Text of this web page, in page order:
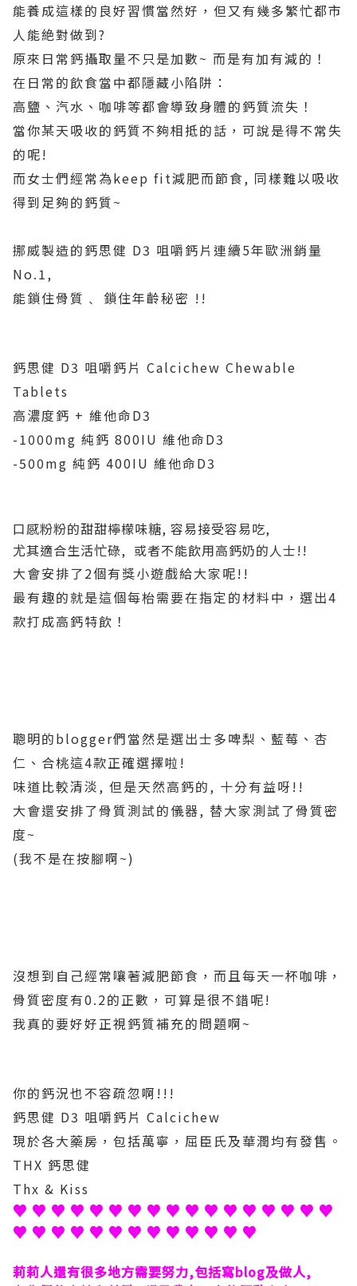
能養成這樣的良好習慣當然好，但又有幾多繁忙都市
人能絶對做到?
原來日常鈣攝取量不只是加數~ 而是有加有減的！
在日常的飲食當中都隱藏小陷阱：
高鹽、汽水、咖啡等都會導致身體的鈣質流失！
當你某天吸收的鈣質不夠相抵的話，可說是得不常失
的呢!
而女士們經常為keep fit減肥而節食, 同樣難以吸收
得到足夠的鈣質~
挪威製造的鈣思健 D3 咀嚼鈣片連續5年歐洲銷量
No.1,
能鎖住骨質﹑ 鎖住年齡秘密 !!
鈣思健 D3 咀嚼鈣片 Calcichew Chewable
Tablets
高濃度鈣 + 維他命D3
-1000mg 純鈣 800IU 維他命D3
-500mg 純鈣 400IU 維他命D3
口感粉粉的甜甜檸檬味糖, 容易接受容易吃,
尤其適合生活忙碌, 或者不能飲用高鈣奶的人士!!
大會安排了2個有獎小遊戲給大家呢!!
最有趣的就是這個每枱需要在指定的材料中，選出4
款打成高鈣特飲！
聰明的blogger們當然是選出士多啤梨、藍莓、杏
仁、合桃這4款正確選擇啦!
味道比較清淡, 但是天然高鈣的, 十分有益呀!!
大會還安排了骨質測試的儀器, 替大家測試了骨質密
度~
(我不是在按腳啊~)
沒想到自己經常嚷著減肥節食，而且每天一杯咖啡，
骨質密度有0.2的正數，可算是很不錯呢!
我真的要好好正視鈣質補充的問題啊~
你的鈣況也不容疏忽啊!!!
鈣思健 D3 咀嚼鈣片 Calcichew
現於各大藥房，包括萬寧，屈臣氏及華潤均有發售。
THX 鈣思健
Thx & Kiss
♥ ♥ ♥ ♥ ♥ ♥ ♥ ♥ ♥ ♥ ♥ ♥ ♥ ♥ ♥ ♥ ♥
♥ ♥ ♥ ♥ ♥ ♥ ♥ ♥ ♥ ♥ ♥ ♥ ♥
莉莉人還有很多地方需要努力,包括寫blog及做人,